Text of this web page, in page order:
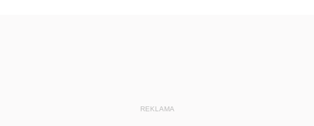
Dziennik Urzędowy Ministra Budownictwa i Przemysłu
REKLAMA